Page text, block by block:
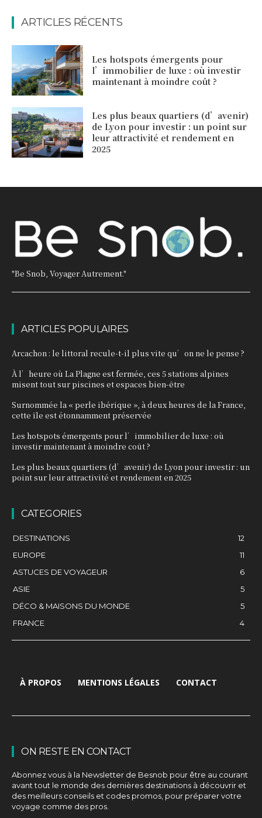
ARTICLES RÉCENTS
Les hotspots émergents pour
l’immobilier de luxe : où investir
maintenant à moindre coût ?
Les plus beaux quartiers (d’avenir)
de Lyon pour investir : un point sur
leur attractivité et rendement en
2025
"Be Snob, Voyager Autrement."
ARTICLES POPULAIRES
Arcachon : le littoral recule-t-il plus vite qu’on ne le pense ?
À l’heure où La Plagne est fermée, ces 5 stations alpines
misent tout sur piscines et espaces bien-être
Surnommée la « perle ibérique », à deux heures de la France,
cette île est étonnamment préservée
Les hotspots émergents pour l’immobilier de luxe : où
investir maintenant à moindre coût ?
Les plus beaux quartiers (d’avenir) de Lyon pour investir : un
point sur leur attractivité et rendement en 2025
CATEGORIES
DESTINATIONS
12
EUROPE
11
ASTUCES DE VOYAGEUR
6
ASIE
5
DÉCO & MAISONS DU MONDE
5
FRANCE
4
À PROPOS MENTIONS LÉGALES CONTACT
ON RESTE EN CONTACT
Abonnez vous à la Newsletter de Besnob pour être au courant
avant tout le monde des dernières destinations à découvrir et
des meilleurs conseils et codes promos, pour préparer votre
voyage comme des pros.